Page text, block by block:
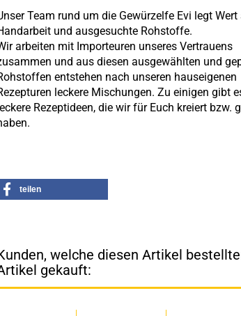
Team rund um die Gewürzelfe Evi legt
und ausgesuchte Rohstoffe.
arbeiten mit Importeuren unseres Vertrauens
und aus diesen ausgewählten und
entstehen nach unseren hauseigenen
leckere Mischungen. Zu einigen gibt
Rezeptideen, die wir für Euch kreiert bzw.
teilen
welche diesen Artikel
gekauft: